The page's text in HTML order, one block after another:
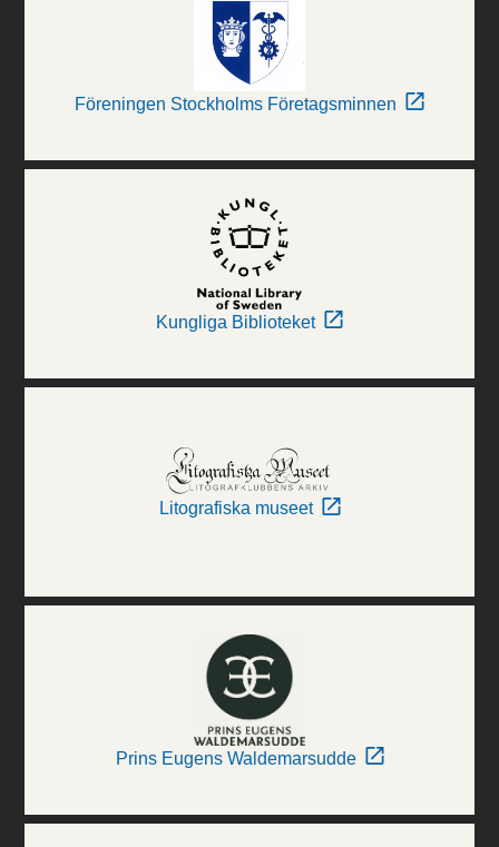
Föreningen Stockholms Företagsminnen
Kungliga Biblioteket
Litografiska museet
Prins Eugens Waldemarsudde